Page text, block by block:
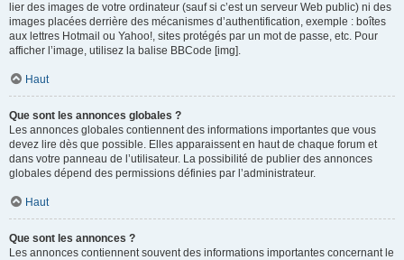
lier des images de votre ordinateur (sauf si c’est un serveur Web public) ni des
images placées derrière des mécanismes d’authentification, exemple : boîtes
aux lettres Hotmail ou Yahoo!, sites protégés par un mot de passe, etc. Pour
afficher l’image, utilisez la balise BBCode [img].
Haut
Que sont les annonces globales ?
Les annonces globales contiennent des informations importantes que vous
devez lire dès que possible. Elles apparaissent en haut de chaque forum et
dans votre panneau de l’utilisateur. La possibilité de publier des annonces
globales dépend des permissions définies par l’administrateur.
Haut
Que sont les annonces ?
Les annonces contiennent souvent des informations importantes concernant le